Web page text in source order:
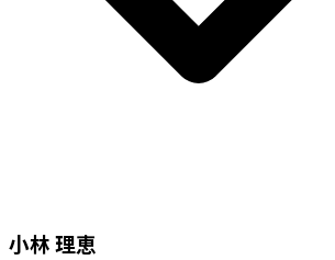
小林 理恵